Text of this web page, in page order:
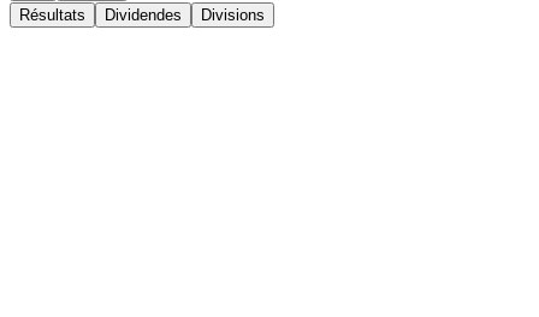
Résultats
Dividendes Divisions